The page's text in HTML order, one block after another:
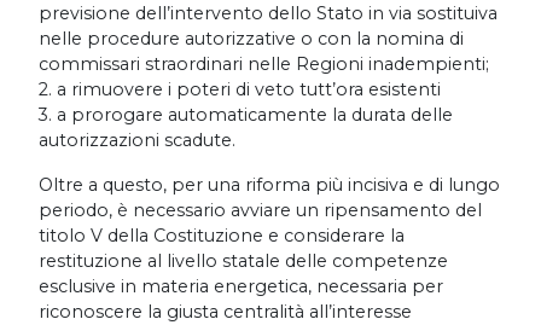
previsione dell’intervento dello Stato in via sostituiva
nelle procedure autorizzative o con la nomina di
commissari straordinari nelle Regioni inadempienti;
2. a rimuovere i poteri di veto tutt’ora esistenti
3. a prorogare automaticamente la durata delle
autorizzazioni scadute.
Oltre a questo, per una riforma più incisiva e di lungo
periodo, è necessario avviare un ripensamento del
titolo V della Costituzione e considerare la
restituzione al livello statale delle competenze
esclusive in materia energetica, necessaria per
riconoscere la giusta centralità all’interesse